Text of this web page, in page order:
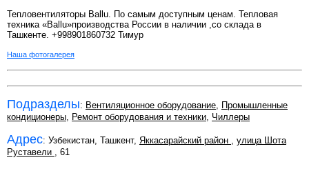
Тепловентиляторы Ballu. По самым доступным ценам. Тепловая
техника «Ballu»производства России в наличии ,со склада в
Ташкенте. +998901860732 Тимур
Наша фотогалерея
Подразделы: Вентиляционное оборудование, Промышленные
кондиционеры, Ремонт оборудования и техники, Чиллеры
Адрес: Узбекистан, Ташкент, Яккасарайский район , улица Шота
Руставели , 61